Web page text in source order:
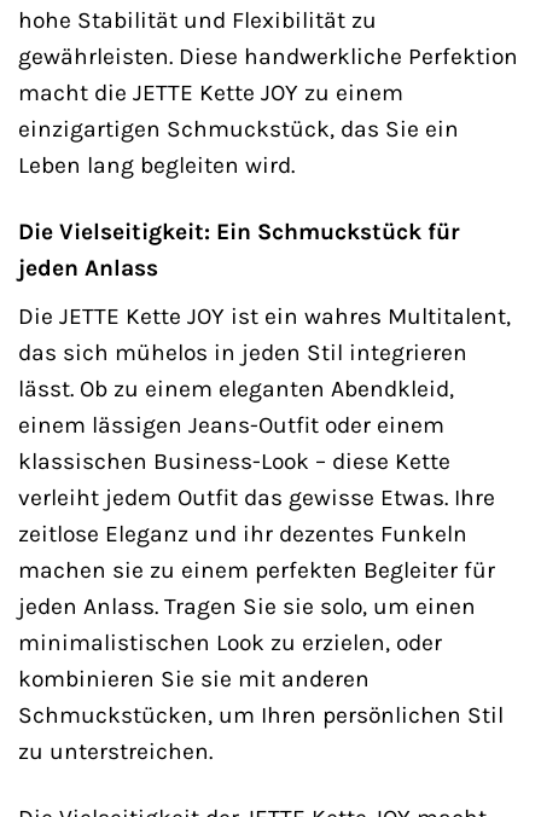
hohe Stabilität und Flexibilität zu
gewährleisten. Diese handwerkliche Perfektion
macht die JETTE Kette JOY zu einem
einzigartigen Schmuckstück, das Sie ein
Leben lang begleiten wird.
Die Vielseitigkeit: Ein Schmuckstück für
jeden Anlass
Die JETTE Kette JOY ist ein wahres Multitalent,
das sich mühelos in jeden Stil integrieren
lässt. Ob zu einem eleganten Abendkleid,
einem lässigen Jeans-Outfit oder einem
klassischen Business-Look – diese Kette
verleiht jedem Outfit das gewisse Etwas. Ihre
zeitlose Eleganz und ihr dezentes Funkeln
machen sie zu einem perfekten Begleiter für
jeden Anlass. Tragen Sie sie solo, um einen
minimalistischen Look zu erzielen, oder
kombinieren Sie sie mit anderen
Schmuckstücken, um Ihren persönlichen Stil
zu unterstreichen.